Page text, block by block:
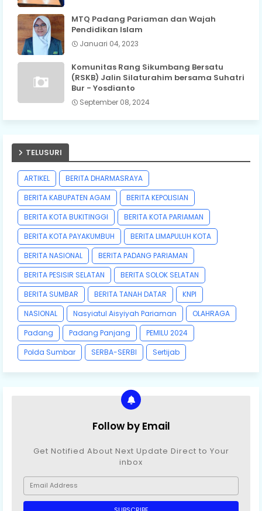
MTQ Padang Pariaman dan Wajah
Pendidikan Islam
Januari 04, 2023
Komunitas Rang Sikumbang Bersatu
(RSKB) Jalin Silaturahim bersama Suhatri
Bur - Yosdianto
September 08, 2024
TELUSURI
ARTIKEL
BERITA DHARMASRAYA
BERITA KABUPATEN AGAM
BERITA KEPOLISIAN
BERITA KOTA BUKITINGGI
BERITA KOTA PARIAMAN
BERITA KOTA PAYAKUMBUH
BERITA LIMAPULUH KOTA
BERITA NASIONAL
BERITA PADANG PARIAMAN
BERITA PESISIR SELATAN
BERITA SOLOK SELATAN
BERITA SUMBAR
BERITA TANAH DATAR
KNPI
NASIONAL
Nasyiatul Aisyiyah Pariaman
OLAHRAGA
Padang
Padang Panjang
PEMILU 2024
Polda Sumbar
SERBA-SERBI Sertijab
Follow by Email
Get Notified About Next Update Direct to Your
inbox